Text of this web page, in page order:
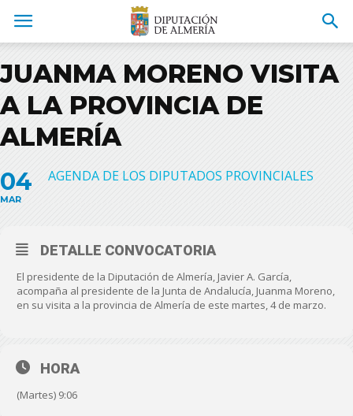
JUANMA MORENO VISITA
A LA PROVINCIA DE
ALMERÍA
04
MAR
AGENDA DE LOS DIPUTADOS PROVINCIALES
DETALLE CONVOCATORIA
El presidente de la Diputación de Almería, Javier A. García,
acompaña al presidente de la Junta de Andalucía, Juanma Moreno,
en su visita a la provincia de Almería de este martes, 4 de marzo.
HORA
(Martes) 9:06